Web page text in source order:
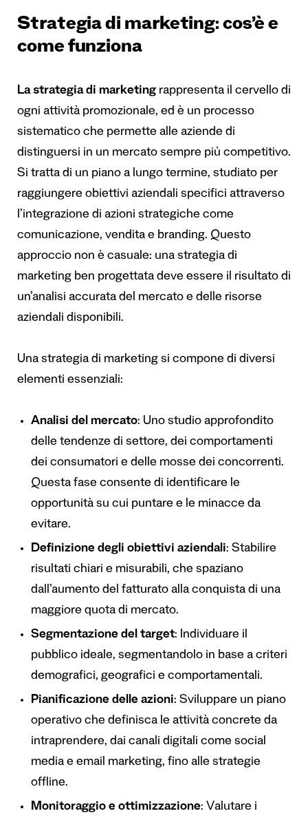
Strategia di marketing: cos’è e
come funziona
La strategia di marketing rappresenta il cervello di
ogni attività promozionale, ed è un processo
sistematico che permette alle aziende di
distinguersi in un mercato sempre più competitivo.
Si tratta di un piano a lungo termine, studiato per
raggiungere obiettivi aziendali specifici attraverso
l’integrazione di azioni strategiche come
comunicazione, vendita e branding. Questo
approccio non è casuale: una strategia di
marketing ben progettata deve essere il risultato di
un’analisi accurata del mercato e delle risorse
aziendali disponibili.
Una strategia di marketing si compone di diversi
elementi essenziali:
Analisi del mercato: Uno studio approfondito
delle tendenze di settore, dei comportamenti
dei consumatori e delle mosse dei concorrenti.
Questa fase consente di identificare le
opportunità su cui puntare e le minacce da
evitare.
Definizione degli obiettivi aziendali: Stabilire
risultati chiari e misurabili, che spaziano
dall’aumento del fatturato alla conquista di una
maggiore quota di mercato.
Segmentazione del target: Individuare il
pubblico ideale, segmentandolo in base a criteri
demografici, geografici e comportamentali.
Pianificazione delle azioni: Sviluppare un piano
operativo che definisca le attività concrete da
intraprendere, dai canali digitali come social
media e email marketing, fino alle strategie
offline.
Monitoraggio e ottimizzazione: Valutare i